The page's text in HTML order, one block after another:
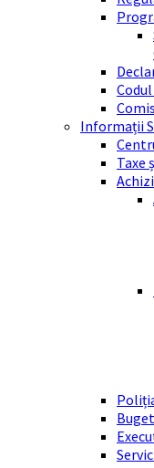
Informații
Taxe